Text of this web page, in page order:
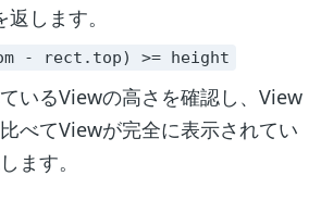
返します。
- rect.top) >= height
いるViewの高さを確認し、View
べてViewが完全に表示されてい
ます。